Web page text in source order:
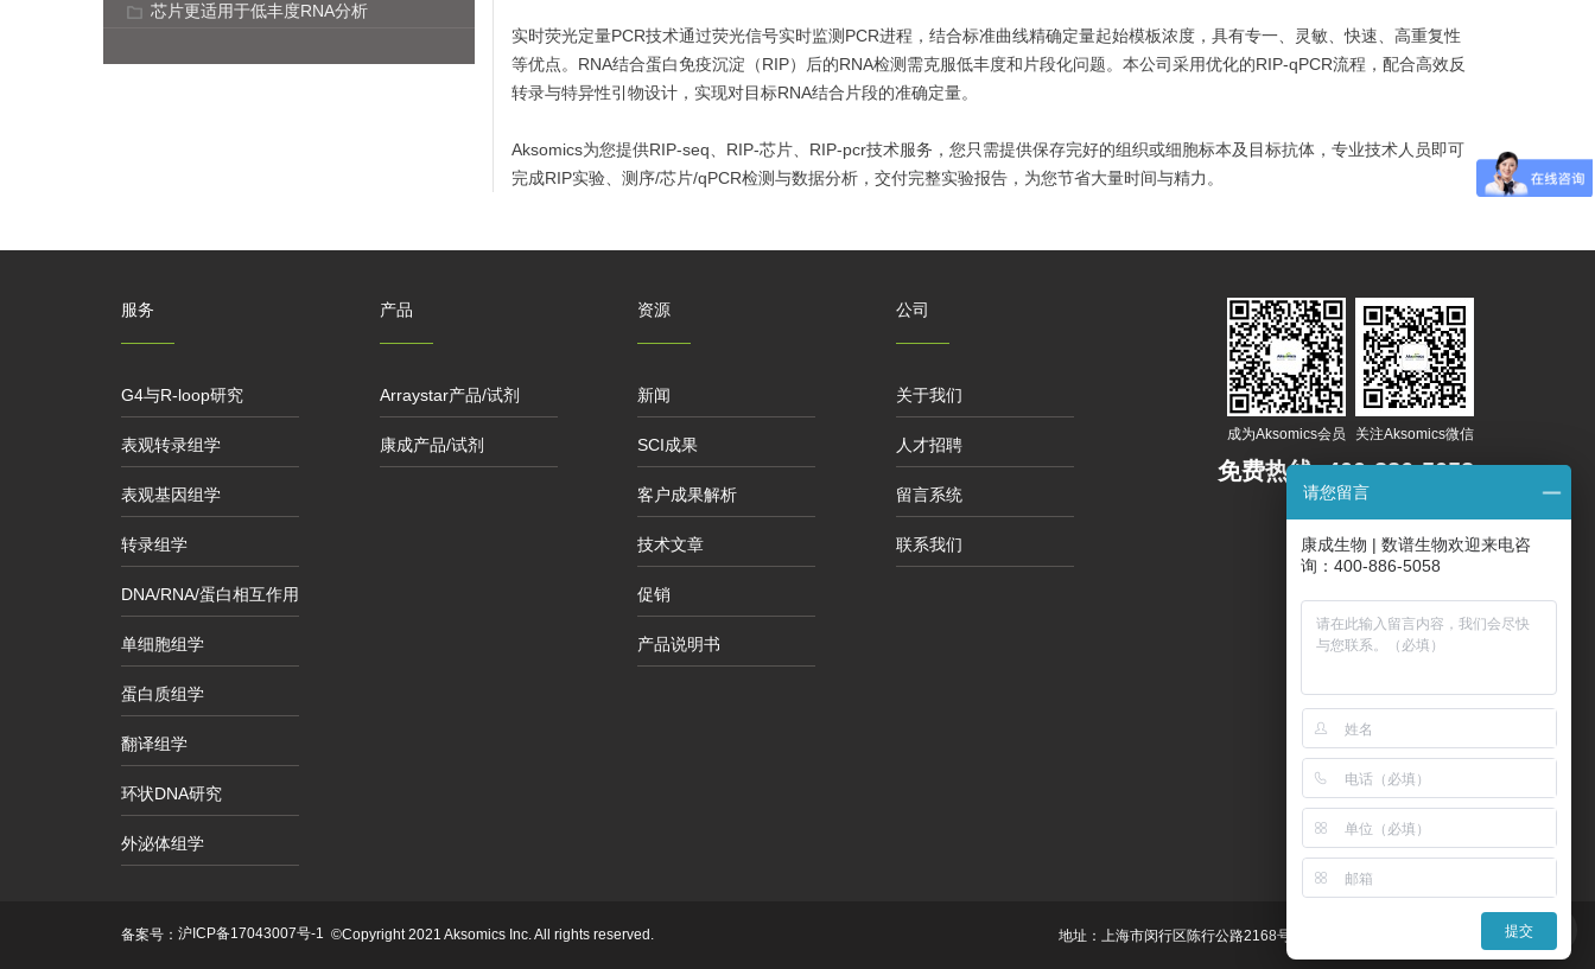
芯片更适用于低丰度RNA分析
实时荧光定量PCR技术通过荧光信号实时监测PCR进程，结合标准曲线精确定量起始模板浓度，具有专一、灵敏、快速、高重复性
等优点。RNA结合蛋白免疫沉淀（RIP）后的RNA检测需克服低丰度和片段化问题。本公司采用优化的RIP-qPCR流程，配合高效反
转录与特异性引物设计，实现对目标RNA结合片段的准确定量。
Aksomics为您提供RIP-seq、RIP-芯片、RIP-pcr技术服务，您只需提供保存完好的组织或细胞标本及目标抗体，专业技术人员即可
完成RIP实验、测序/芯片/qPCR检测与数据分析，交付完整实验报告，为您节省大量时间与精力。
服务
G4与R-loop研究
表观转录组学
表观基因组学
转录组学
DNA/RNA/蛋白相互作用
单细胞组学
蛋白质组学
翻译组学
环状DNA研究
外泌体组学
产品
Arraystar产品/试剂
康成产品/试剂
资源
新闻
SCI成果
客户成果解析
技术文章
促销
产品说明书
公司
关于我们
人才招聘
留言系统
联系我们
成为Aksomics会员 关注Aksomics微信
免费热线: 400-886-5058
800-820-5058
备案号： 沪ICP备17043007号-1 ©Copyright 2021 Aksomics Inc. All rights reserved. 地址：上海市闵行区陈行公路2168号10C栋4楼
请您留言
康成生物 | 数谱生物欢迎来电咨
询：400-886-5058
提交